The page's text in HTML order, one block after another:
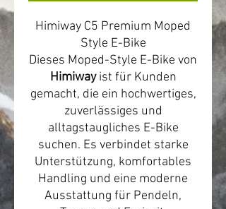
Himiway C5 Premium Moped
Style E-Bike
Dieses Moped-Style E-Bike von
Himiwayist für Kunden
gemacht, die ein hochwertiges,
zuverlässiges und
alltagstaugliches E-Bike
suchen. Es verbindet starke
Unterstützung, komfortables
Handling und eine moderne
Ausstattung für Pendeln,